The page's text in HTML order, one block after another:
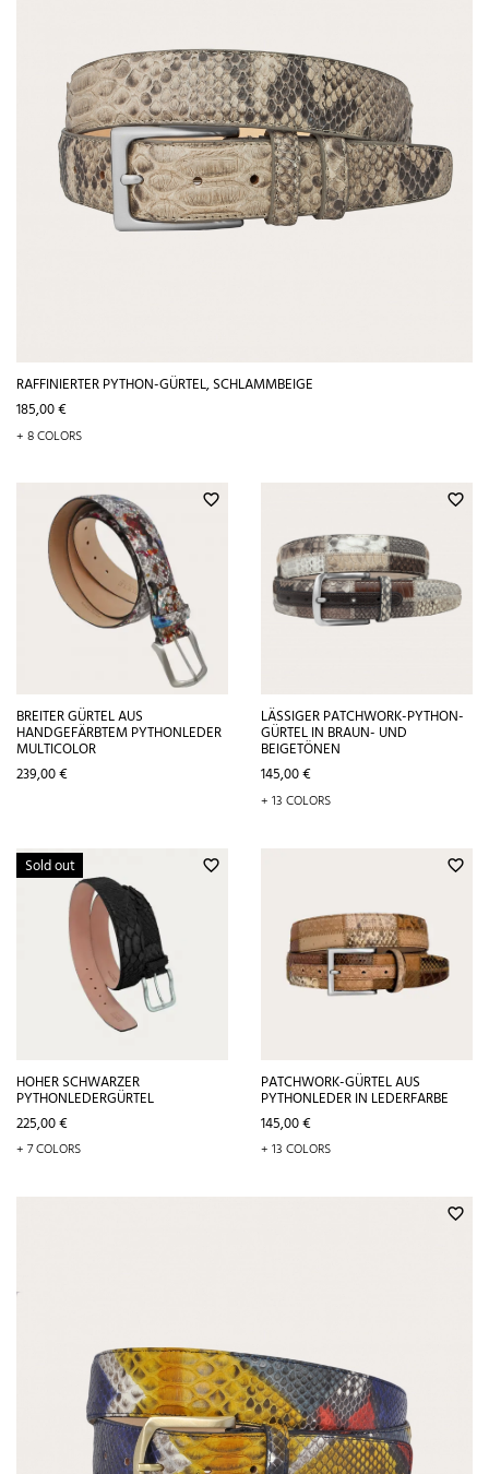
RAFFINIERTER PYTHON-GÜRTEL, SCHLAMMBEIGE
Preis
185,00 €
+ 8 COLORS
favorite_border
BREITER GÜRTEL AUS
HANDGEFÄRBTEM PYTHONLEDER
MULTICOLOR
Preis
239,00 €
favorite_border
LÄSSIGER PATCHWORK-PYTHON-
GÜRTEL IN BRAUN- UND
BEIGETÖNEN
Preis
145,00 €
+ 13 COLORS
favorite_border
Sold out
HOHER SCHWARZER
PYTHONLEDERGÜRTEL
Preis
225,00 €
+ 7 COLORS
favorite_border
PATCHWORK-GÜRTEL AUS
PYTHONLEDER IN LEDERFARBE
Preis
145,00 €
+ 13 COLORS
favorite_border